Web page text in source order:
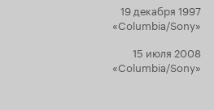
19 декабря 1997
«Columbia/Sony»
15 июля 2008
«Columbia/Sony»